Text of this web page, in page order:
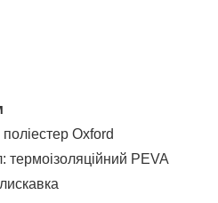
Oxford
термоізоляційний PEVA